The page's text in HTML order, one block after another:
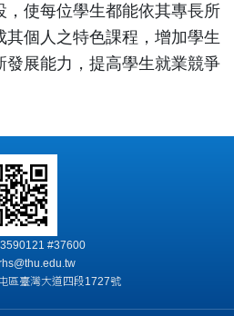
，使每位學生都能依其專長所
其個人之特色課程，增加學生
發展能力，提高學生就業競爭
#37600
區臺灣大道四段1727號